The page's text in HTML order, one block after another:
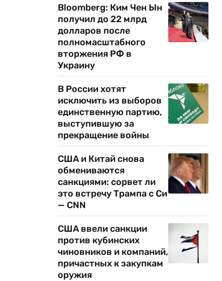
Bloomberg: Ким Чен Ын
получил до 22 млрд
долларов после
полномасштабного
вторжения РФ в
Украину
В России хотят
исключить из выборов
единственную партию,
выступившую за
прекращение войны
США и Китай снова
обмениваются
санкциями: сорвет ли
это встречу Трампа с Си
— CNN
США ввели санкции
против кубинских
чиновников и компаний,
причастных к закупкам
оружия